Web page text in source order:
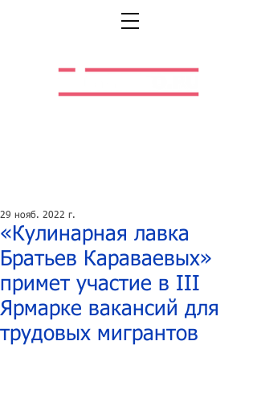
«Кулинарная лавка
Братьев Караваевых»
примет участие в III
Ярмарке вакансий для
трудовых мигрантов
29 нояб. 2022 г.